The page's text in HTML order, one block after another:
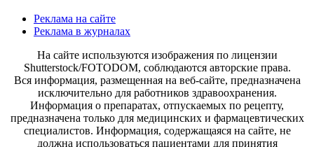
Реклама на сайте
Реклама в журналах
На сайте используются изображения по лицензии
Shutterstock/FOTODOM, соблюдаются авторские права.
Вся информация, размещенная на веб-сайте, предназначена
исключительно для работников здравоохранения.
Информация о препаратах, отпускаемых по рецепту,
предназначена только для медицинских и фармацевтических
специалистов. Информация, содержащаяся на сайте, не
должна использоваться пациентами для принятия